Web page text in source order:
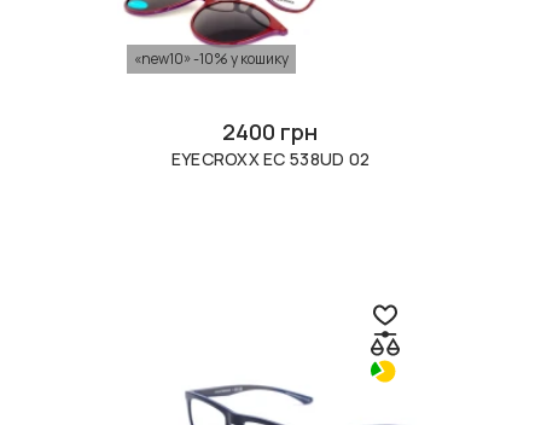
«new10» -10% у кошику
2400 грн
EYECROXX EC 538UD 02